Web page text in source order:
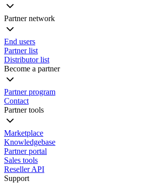
Partner network
End users
Partner list
Distributor list
Become a partner
Partner program
Contact
Partner tools
Marketplace
Knowledgebase
Partner portal
Sales tools
Reseller API
Support